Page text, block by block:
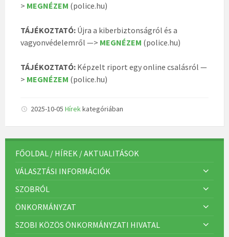
> MEGNÉZEM (police.hu)
TÁJÉKOZTATÓ: Újra a kiberbiztonságról és a
vagyonvédelemről —> MEGNÉZEM (police.hu)
TÁJÉKOZTATÓ: Képzelt riport egy online csalásról —
> MEGNÉZEM (police.hu)
2025-10-05 Hírekkategóriában
FŐOLDAL / HÍREK / AKTUALITÁSOK
VÁLASZTÁSI INFORMÁCIÓK
SZOBRÓL
ÖNKORMÁNYZAT
SZOBI KÖZÖS ÖNKORMÁNYZATI HIVATAL